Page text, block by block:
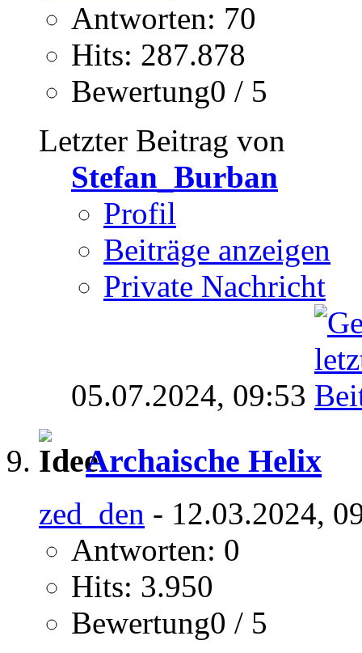
Antworten: 70
Hits: 287.878
Bewertung0 / 5
Letzter Beitrag von
Stefan_Burban
Profil
Beiträge anzeigen
Private Nachricht
05.07.2024, 09:53
Archaische Helix
zed_den - 12.03.2024,
Antworten: 0
Hits: 3.950
Bewertung0 / 5